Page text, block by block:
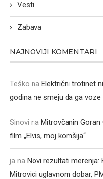
Vesti
Zabava
NAJNOVIJI KOMENTARI
Teško na Električni trotinet
godina ne smeju da ga voze
Sinovi na Mitrovčanin
film „Elvis, moj komšija“
ja na Novi rezultati merenja:
Mitrovici uglavnom dobar,